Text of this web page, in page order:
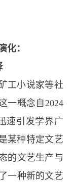
化：
工小说家等社
一概念自 2024
速引发学界广
某种特定文艺
的文艺生产与
一种新的文艺